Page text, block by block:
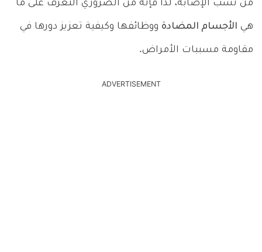
من نسب الإصابة، لذا فإنه من الضروري التعرف على ما
هي الأجسام المضادة ووظائفها وكيفية تعزيز دورها في
مقاومة مسببات الأمراض.
ADVERTISEMENT